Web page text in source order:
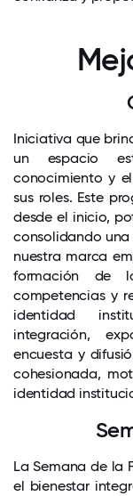
Iniciativa que
un espacio
conocimiento y
sus roles. Este
desde el inicio,
consolidando
nuestra marca
formación de
competencias y
identidad
integración,
encuesta y
cohesionada,
identidad
La Semana de la
el bienestar